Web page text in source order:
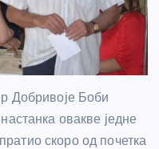
Добривоје Боби
овакве једне
скоро од почетка